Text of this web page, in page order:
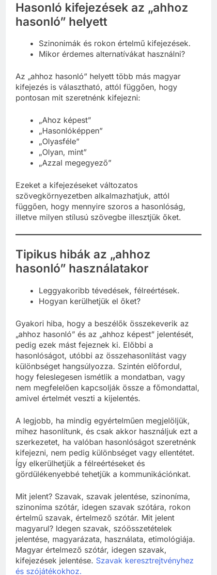
Hasonló kifejezések az „ahhoz
hasonló” helyett
Szinonimák és rokon értelmű kifejezések.
Az „ahhoz hasonló” helyett több más magyar
kifejezés is választható, attól függően, hogy
„Ahoz képest”
„Hasonlóképpen”
„Olyasféle”
„Olyan, mint”
Ezeket a kifejezéseket változatos
szövegkörnyezetben alkalmazhatjuk, attól
függően, hogy mennyire szoros a hasonlóság,
Tipikus hibák az „ahhoz
hasonló” használatakor
Leggyakoribb tévedések, félreértések.
Gyakori hiba, hogy a beszélők összekeverik az
„ahhoz hasonló” és az „ahhoz képest” jelentését,
pedig ezek mást fejeznek ki. Előbbi a
hasonlóságot, utóbbi az összehasonlítást vagy
különbséget hangsúlyozza. Szintén előfordul,
hogy feleslegesen ismétlik a mondatban, vagy
nem megfelelően kapcsolják össze a főmondattal,
A legjobb, ha mindig egyértelműen megjelöljük,
mihez hasonlítunk, és csak akkor használjuk ezt a
szerkezetet, ha valóban hasonlóságot szeretnénk
kifejezni, nem pedig különbséget vagy ellentétet.
Így elkerülhetjük a félreértéseket és
Mit jelent? Szavak, szavak jelentése, szinoníma,
szinoníma szótár, idegen szavak szótára, rokon
értelmű szavak, értelmező szótár. Mit jelent
magyarul? Idegen szavak, szóösszetételek
jelentése, magyarázata, használata, etimológiája.
Magyar értelmező szótár, idegen szavak,
kifejezések jelentése.